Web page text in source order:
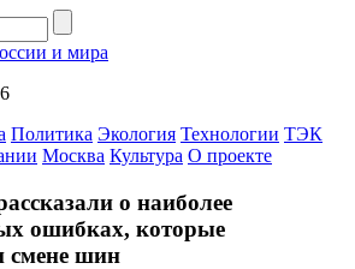
и мира
Политика Экология Технологии ТЭК
Москва Культура О проекте
о наиболее
ошибках, которые
смене шин